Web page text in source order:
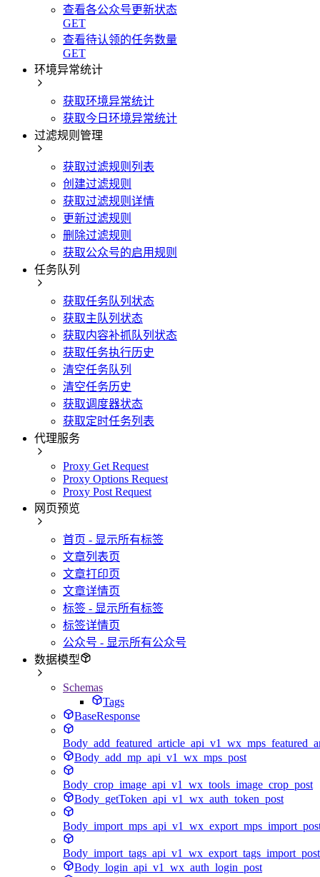
查看各公众号更新状态
GET
查看待认领的任务数量
GET
环境异常统计
获取环境异常统计
获取今日环境异常统计
过滤规则管理
获取过滤规则列表
创建过滤规则
获取过滤规则详情
更新过滤规则
删除过滤规则
获取公众号的启用规则
任务队列
获取任务队列状态
获取主队列状态
获取内容补抓队列状态
获取任务执行历史
清空任务队列
清空任务历史
获取调度器状态
获取定时任务列表
代理服务
Proxy Get Request
Proxy Options Request
Proxy Post Request
网页预览
首页 - 显示所有标签
文章列表页
文章打印页
文章详情页
标签 - 显示所有标签
标签详情页
公众号 - 显示所有公众号
数据模型
Schemas
Tags
BaseResponse
Body_add_mp_api_v1_wx_mps_post
Body_crop_image_api_v1_wx_tools_image_crop_post
Body_getToken_api_v1_wx_auth_token_post
Body_import_tags_api_v1_wx_export_tags_import_post
Body_login_api_v1_wx_auth_login_post